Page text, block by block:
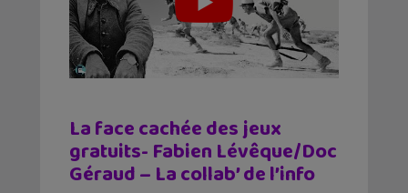
La face cachée des jeux
gratuits- Fabien Lévêque/Doc
Géraud – La collab’ de l’info